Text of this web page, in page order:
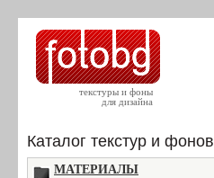
текстуры и фоны
для дизайна
Каталог текстур и фонов
МАТЕРИАЛЫ